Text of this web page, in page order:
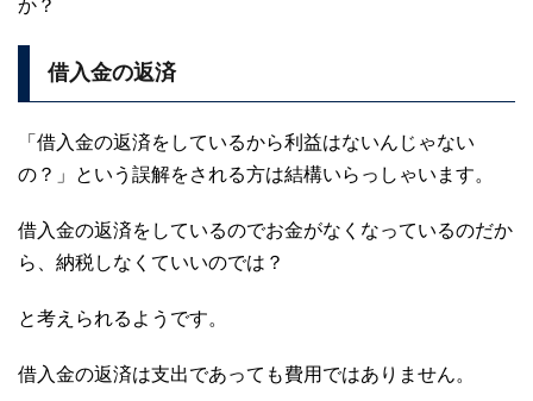
か？
借入金の返済
「借入金の返済をしているから利益はないんじゃない
の？」という誤解をされる方は結構いらっしゃいます。
借入金の返済をしているのでお金がなくなっているのだか
ら、納税しなくていいのでは？
と考えられるようです。
借入金の返済は支出であっても費用ではありません。